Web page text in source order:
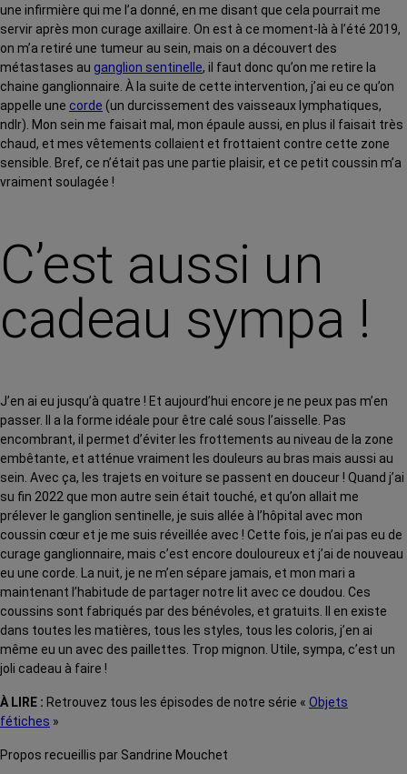
une infirmière qui me l’a donné, en me disant que cela pourrait me
servir après mon curage axillaire. On est à ce moment-là à l’été 2019,
on m’a retiré une tumeur au sein, mais on a découvert des
métastases au ganglion sentinelle, il faut donc qu’on me retire la
chaine ganglionnaire. À la suite de cette intervention, j’ai eu ce qu’on
appelle une corde (un durcissement des vaisseaux lymphatiques,
ndlr). Mon sein me faisait mal, mon épaule aussi, en plus il faisait très
chaud, et mes vêtements collaient et frottaient contre cette zone
sensible. Bref, ce n’était pas une partie plaisir, et ce petit coussin m’a
vraiment soulagée !
C’est aussi un
cadeau sympa !
J’en ai eu jusqu’à quatre ! Et aujourd’hui encore je ne peux pas m’en
passer. Il a la forme idéale pour être calé sous l’aisselle. Pas
encombrant, il permet d’éviter les frottements au niveau de la zone
embêtante, et atténue vraiment les douleurs au bras mais aussi au
sein. Avec ça, les trajets en voiture se passent en douceur ! Quand j’ai
su fin 2022 que mon autre sein était touché, et qu’on allait me
prélever le ganglion sentinelle, je suis allée à l’hôpital avec mon
coussin cœur et je me suis réveillée avec ! Cette fois, je n’ai pas eu de
curage ganglionnaire, mais c’est encore douloureux et j’ai de nouveau
eu une corde. La nuit, je ne m’en sépare jamais, et mon mari a
maintenant l’habitude de partager notre lit avec ce doudou. Ces
coussins sont fabriqués par des bénévoles, et gratuits. Il en existe
dans toutes les matières, tous les styles, tous les coloris, j’en ai
même eu un avec des paillettes. Trop mignon. Utile, sympa, c’est un
joli cadeau à faire !
À LIRE : Retrouvez tous les épisodes de notre série « Objets
fétiches »
Propos recueillis par Sandrine Mouchet